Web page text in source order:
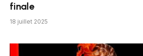
finale
18 juillet 2025